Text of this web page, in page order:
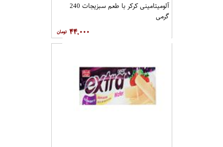
آلومیتامینی کرکر با طعم سبزیجات 240
گرمی
۴۴,۰۰۰